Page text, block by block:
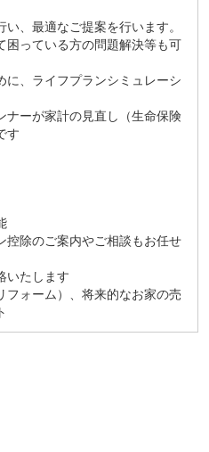
、最適なご提案を行います。
困っている方の問題解決等も可
、ライフプランシミュレーシ
ナーが家計の見直し（生命保険
す
控除のご案内やご相談もお任せ
いたします
フォーム）、将来的なお家の売